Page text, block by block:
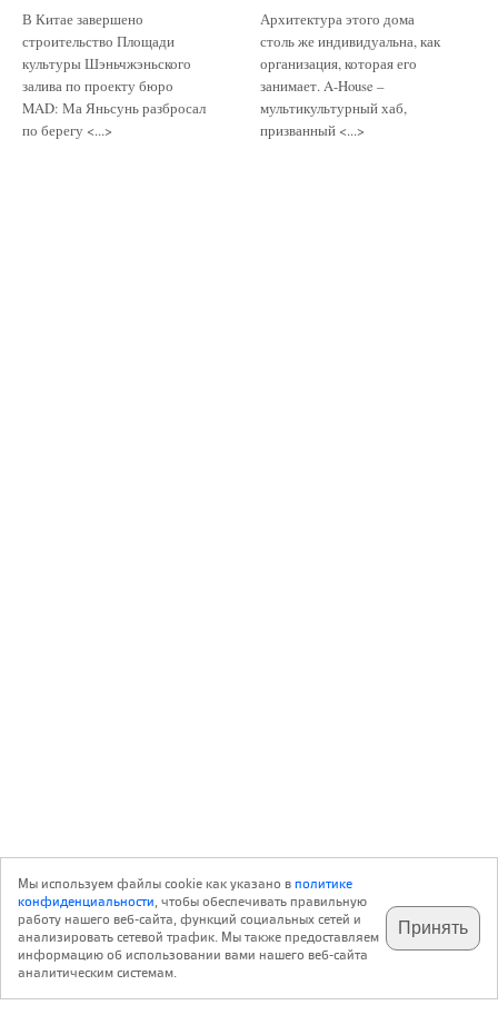
В Китае завершено
строительство Площади
культуры Шэньчжэньского
залива по проекту бюро
MAD: Ма Яньсунь разбросал
по берегу <...>
Архитектура этого дома
столь же индивидуальна, как
организация, которая его
занимает. A-House –
мультикультурный хаб,
призванный <...>
подпишитесь на наш
телеграм @archi_ru
✕
с 20 июля 1999 г.
Мы используем файлы cookie как указано вполитике
конфиденциальности, чтобы обеспечивать правильную
работу нашего веб-сайта, функций социальных сетей и
анализировать сетевой трафик. Мы также предоставляем
информацию об использовании вами нашего веб-сайта
аналитическим системам.
Принять